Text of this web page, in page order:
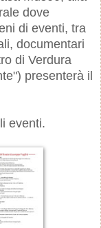
dove
di eventi, tra
documentari
di Verdura
presenterà il
eventi.